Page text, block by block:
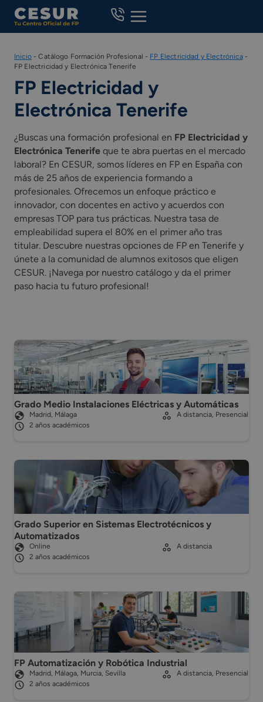
Skip
content
Inicio-Catálogo Formación Profesional - FP Electricidad y Electrónica-
FP Electricidad y Electrónica Tenerife
FP Electricidad y
Electrónica Tenerife
¿Buscas una formación profesional en FP Electricidad y
Electrónica Tenerife que te abra puertas en el mercado
laboral? En CESUR, somos líderes en FP en España con
más de 25 años de experiencia formando a
profesionales. Ofrecemos un enfoque práctico e
innovador, con docentes en activo y acuerdos con
empresas TOP para tus prácticas. Nuestra tasa de
empleabilidad supera el 80% en el primer año tras
titular. Descubre nuestras opciones de FP en Tenerife y
únete a la comunidad de alumnos exitosos que eligen
CESUR. ¡Navega por nuestro catálogo y da el primer
paso hacia tu futuro profesional!
Grado Medio Instalaciones Eléctricas y Automáticas
Madrid, Málaga
2 años académicos
A distancia, Presencial
Grado Superior en Sistemas Electrotécnicos y
Automatizados
Online
2 años académicos
A distancia
FP Automatización y Robótica Industrial
Madrid, Málaga, Murcia, Sevilla
2 años académicos
A distancia, Presencial